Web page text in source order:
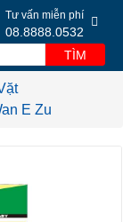
Tư vấn miễn phí
08.8888.0532
TÌM
E Zu